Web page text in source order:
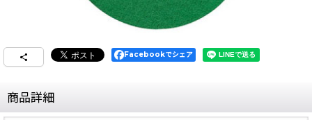
Facebookでシェア
商品詳細